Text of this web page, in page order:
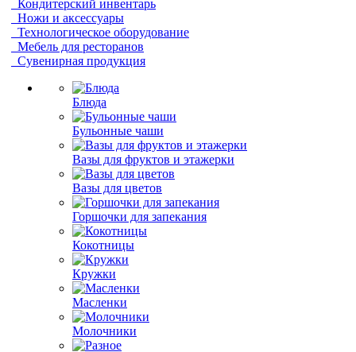
Кондитерский инвентарь
Ножи и аксессуары
Технологическое оборудование
Мебель для ресторанов
Сувенирная продукция
Блюда
Бульонные чаши
Вазы для фруктов и этажерки
Вазы для цветов
Горшочки для запекания
Кокотницы
Кружки
Масленки
Молочники